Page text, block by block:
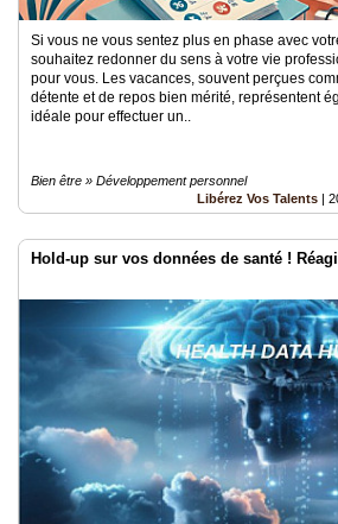
Si vous ne vous sentez plus en phase avec
souhaitez redonner du sens à votre vie
pour vous. Les vacances, souvent perçues
détente et de repos bien mérité, représentent
idéale pour effectuer un..
Bien être » Développement personnel
Libérez Vos Talents |
Hold-up sur vos données de santé !